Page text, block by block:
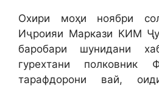
Охири моҳи ноябри
Иҷроияи Маркази КИМ
баробари шунидани
гурехтани
тарафдорони вай,